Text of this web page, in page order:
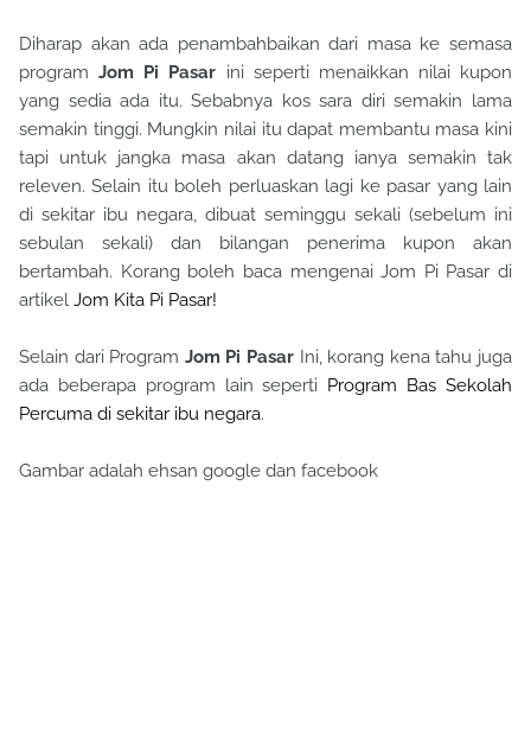
Diharap akan ada penambahbaikan dari masa ke semasa
programJom Pi Pasar ini seperti menaikkan nilai kupon
yang sedia ada itu. Sebabnya kos sara diri semakin lama
semakin tinggi. Mungkin nilai itu dapat membantu masa kini
tapi untuk jangka masa akan datang ianya semakin tak
releven. Selain itu boleh perluaskan lagi ke pasar yang lain
di sekitar ibu negara, dibuat seminggu sekali (sebelum ini
sebulan sekali) dan bilangan penerima kupon akan
bertambah. Korang boleh baca mengenai Jom Pi Pasar di
artikel Jom Kita Pi Pasar!
Selain dari Program Jom Pi Pasar Ini, korang kena tahu juga
ada beberapa program lain seperti Program Bas Sekolah
Percuma di sekitar ibu negara.
Gambar adalah ehsan google dan facebook